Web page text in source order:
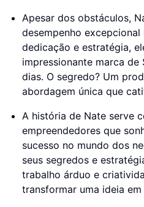
Apesar dos obstáculos,
desempenho excepcional
dedicação e estratégia,
impressionante marca de
dias. O segredo? Um
abordagem única que
A história de Nate serve
empreendedores que
sucesso no mundo dos
seus segredos e
trabalho árduo e
transformar uma ideia